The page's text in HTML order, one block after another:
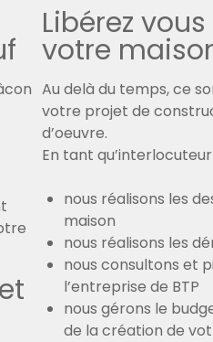
Libérez
votre
Au delà du temps, ce
votre projet de
d’oeuvre.
En tant
nous réalisons les
maison
nous réalisons les
nous consultons et
l’entreprise de BTP
nous gérons le
de la création de